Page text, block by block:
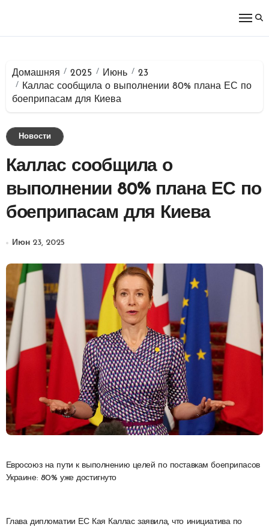
Домашняя 2025 Июнь
23
Каллас сообщила о выполнении 80% плана ЕС по
боеприпасам для Киева
Новости
Каллас сообщила о
выполнении 80% плана ЕС по
боеприпасам для Киева
Июн 23, 2025
Евросоюз на пути к выполнению целей по поставкам боеприпасов
Украине: 80% уже достигнуто
Глава дипломатии ЕС Кая Каллас заявила, что инициатива по